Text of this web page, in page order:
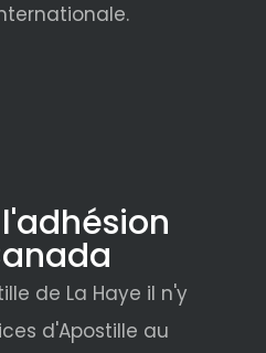
de La Haye il n'y
d'Apostille au